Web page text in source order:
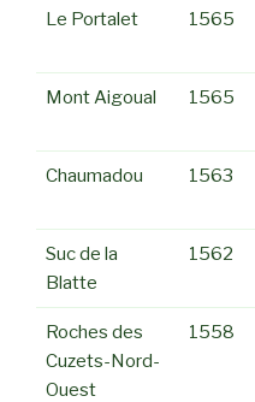
Le Portalet 1565
Mont Aigoual 1565
Chaumadou 1563
Suc de la
Blatte
1562
Roches des
Cuzets-Nord-
Ouest
1558